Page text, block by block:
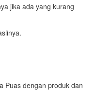
jika ada yang kurang
Puas dengan produk dan